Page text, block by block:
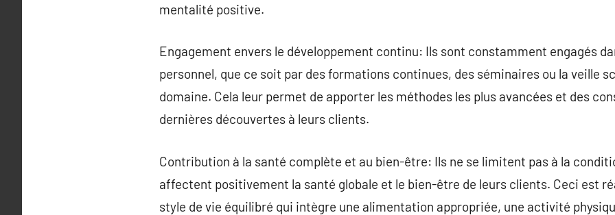
mentalité positive.
Engagement envers le développement continu: Ils sont constamment engagés
personnel, que ce soit par des formations continues, des séminaires ou la veille
domaine. Cela leur permet de apporter les méthodes les plus avancées et des
dernières découvertes à leurs clients.
Contribution à la santé complète et au bien-être: Ils ne se limitent pas à la
affectent positivement la santé globale et le bien-être de leurs clients. Ceci est
style de vie équilibré qui intègre une alimentation appropriée, une activité